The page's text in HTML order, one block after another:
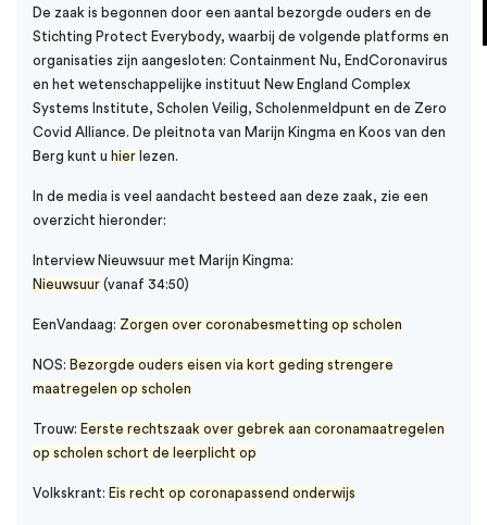
De zaak is begonnen door een aantal bezorgde ouders en de
Stichting Protect Everybody, waarbij de volgende platforms en
organisaties zijn aangesloten: Containment Nu, EndCoronavirus
en het wetenschappelijke instituut New England Complex
Systems Institute, Scholen Veilig, Scholenmeldpunt en de Zero
Covid Alliance. De pleitnota van Marijn Kingma en Koos van den
Berg kunt u hier lezen.
In de media is veel aandacht besteed aan deze zaak, zie een
overzicht hieronder:
Interview Nieuwsuur met Marijn Kingma:
Nieuwsuur (vanaf 34:50)
EenVandaag: Zorgen over coronabesmetting op scholen
NOS: Bezorgde ouders eisen via kort geding strengere
maatregelen op scholen
Trouw: Eerste rechtszaak over gebrek aan coronamaatregelen
op scholen schort de leerplicht op
Volkskrant: Eis recht op coronapassend onderwijs